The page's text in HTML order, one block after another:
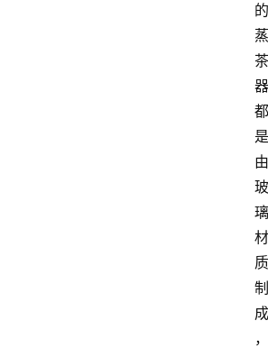
的
蒸
茶
器
都
是
由
玻
璃
材
质
制
成
，